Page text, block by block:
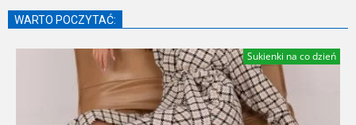
WARTO POCZYTAĆ:
Sukienki na co dzień